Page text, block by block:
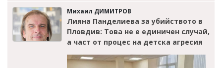
Михаил ДИМИТРОВ
Лияна Панделиева за убийството в
Пловдив: Това не е единичен случай,
а част от процес на детска агресия